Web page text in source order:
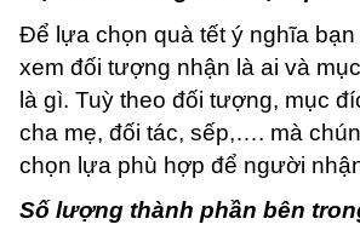
Để lựa chọn quà tết ý nghĩa
xem đối tượng nhận là ai và
là gì. Tuỳ theo đối tượng, mục
cha mẹ, đối tác, sếp,…. mà
chọn lựa phù hợp để người
Số lượng thành phần bên